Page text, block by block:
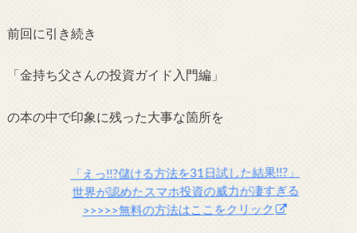
前回に引き続き
「金持ち父さんの投資ガイド入門編」
の本の中で印象に残った大事な箇所を
「えっ!!?儲ける方法を31日試した結果!!?」
世界が認めたスマホ投資の威力が凄すぎる
>>>>>無料の方法はここをクリック